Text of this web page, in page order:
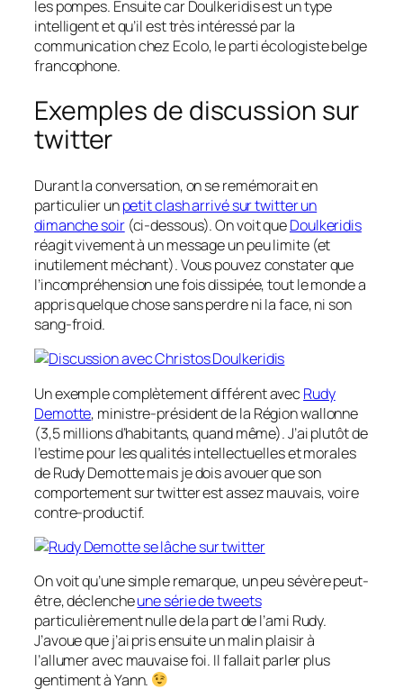
les pompes. Ensuite car Doulkeridis est un type
intelligent et qu’il est très intéressé par la
communication chez Ecolo, le parti écologiste belge
francophone.
Exemples de discussion sur
twitter
Durant la conversation, on se remémorait en
particulier unpetit clash arrivé sur twitter un
dimanche soir(ci-dessous). On voit queDoulkeridis
réagit vivement à un message un peu limite (et
inutilement méchant). Vous pouvez constater que
l’incompréhension une fois dissipée, tout le monde a
appris quelque chose sans perdre ni la face, ni son
sang-froid.
Un exemple complètement différent avec Rudy
Demotte, ministre-président de la Région wallonne
(3,5 millions d’habitants, quand même). J’ai plutôt de
l’estime pour les qualités intellectuelles et morales
de Rudy Demotte mais je dois avouer que son
comportement sur twitter est assez mauvais, voire
contre-productif.
On voit qu’une simple remarque, un peu sévère peut-
être, déclencheune série de tweets
particulièrement nulle de la part de l’ami Rudy.
J’avoue que j’ai pris ensuite un malin plaisir à
l’allumer avec mauvaise foi. Il fallait parler plus
gentiment à Yann.